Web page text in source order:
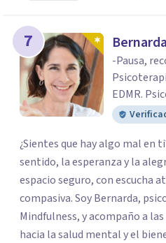
7
-Pausa,
EDMR.
¿Sientes que hay algo mal en
sentido, la esperanza y la
espacio seguro, con escucha
compasiva. Soy Bernarda, psicoterapeuta y facilitadora de
Mindfulness, y acompaño a
hacia la salud mental y el bienestar. He vivido en